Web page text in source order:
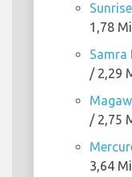
1,78
Samra
/ 2,29
/ 2,75
3,64